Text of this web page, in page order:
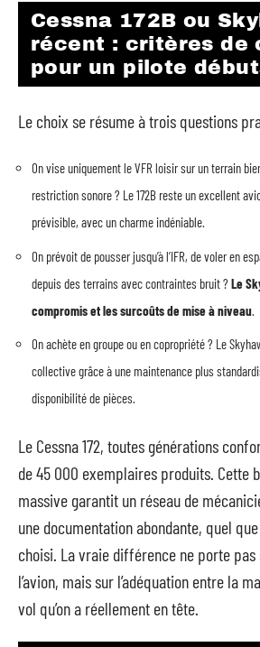
Cessna 172B ou
récent : critères de
pour un pilote
Le choix se résume à trois questions
On vise uniquement le VFR loisir sur un terrain
restriction sonore ? Le 172B reste un excellent
prévisible, avec un charme indéniable.
On prévoit de pousser jusqu’à l’IFR, de voler en
depuis des terrains avec contraintes bruit ? Le
compromis et les surcoûts de mise à niveau
On achète en groupe ou en copropriété ? Le
collective grâce à une maintenance plus
disponibilité de pièces.
Le Cessna 172, toutes générations
de 45 000 exemplaires produits. Cette
massive garantit un réseau de
une documentation abondante, quel
choisi. La vraie différence ne porte
l’avion, mais sur l’adéquation entre la
vol qu’on a réellement en tête.